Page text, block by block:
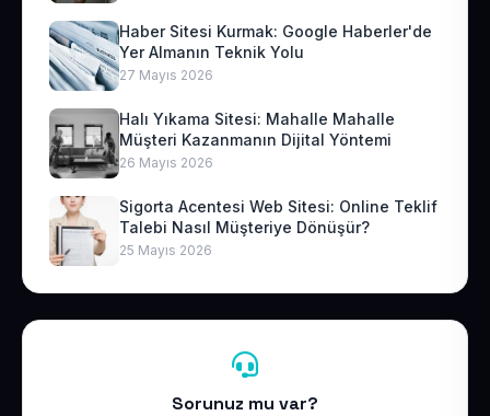
Haber Sitesi Kurmak: Google Haberler'de
Yer Almanın Teknik Yolu
27 Mayıs 2026
Halı Yıkama Sitesi: Mahalle Mahalle
Müşteri Kazanmanın Dijital Yöntemi
26 Mayıs 2026
Sigorta Acentesi Web Sitesi: Online Teklif
Talebi Nasıl Müşteriye Dönüşür?
25 Mayıs 2026
Sorunuz mu var?